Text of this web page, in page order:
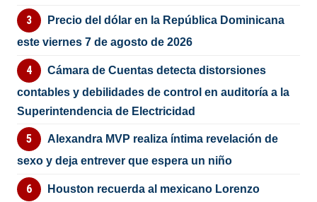
Precio del dólar en la República Dominicana
este viernes 7 de agosto de 2026
Cámara de Cuentas detecta distorsiones
contables y debilidades de control en auditoría a la
Superintendencia de Electricidad
Alexandra MVP realiza íntima revelación de
sexo y deja entrever que espera un niño
Houston recuerda al mexicano Lorenzo